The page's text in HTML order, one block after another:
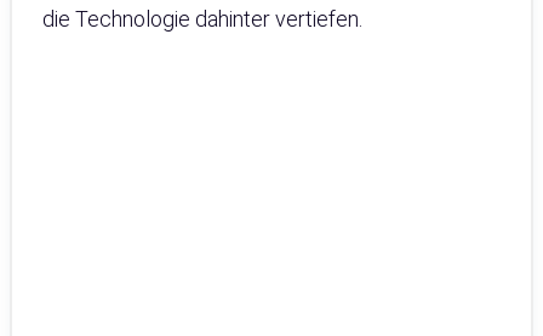
die Technologie dahinter vertiefen.